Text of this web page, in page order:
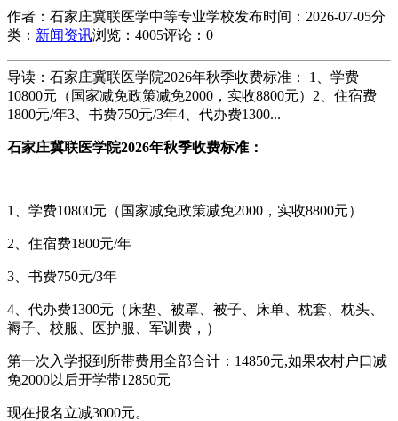
作者：石家庄冀联医学中等专业学校发布时间：2026-07-05分
类： 新闻资讯浏览：4005评论：0
导读：石家庄冀联医学院2026年秋季收费标准： 1、学费
10800元（国家减免政策减免2000，实收8800元）2、住宿费
1800元/年3、书费750元/3年4、代办费1300...
石家庄冀联医学院2026年秋季收费标准：
1、学费10800元（国家减免政策减免2000，实收8800元）
2、住宿费1800元/年
3、书费750元/3年
4、代办费1300元（床垫、被罩、被子、床单、枕套、枕头、
褥子、校服、医护服、军训费，）
第一次入学报到所带费用全部合计：14850元,如果农村户口减
免2000以后开学带12850元
现在报名立减3000元。